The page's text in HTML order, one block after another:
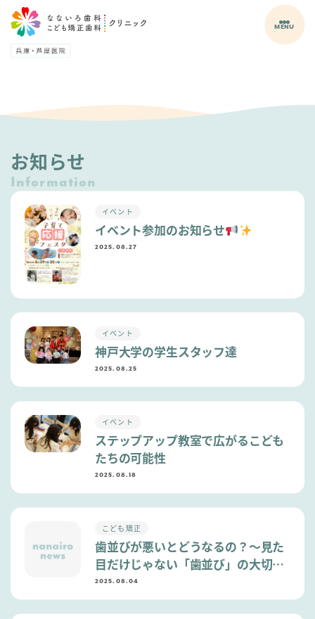
MENU
お知らせ
Information
イベント
イベント参加のお知らせ
2025.08.27
イベント
神戸大学の学生スタッフ達
2025.08.25
イベント
ステップアップ教室で広がるこども
たちの可能性
2025.08.18
こども矯正
歯並びが悪いとどうなるの？〜見た
目だけじゃない「歯並び」の大切な
話〜
2025.08.04